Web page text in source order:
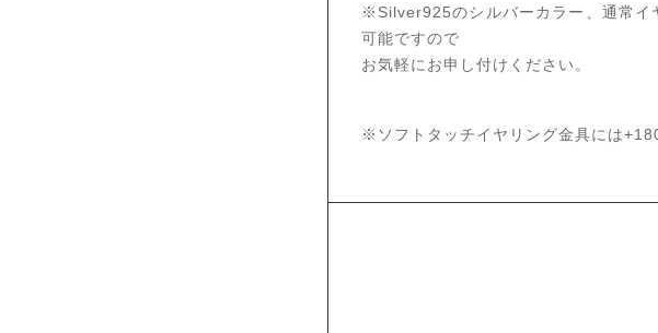
※Silver925のシルバーカラー、通常イ
可能ですので
お気軽にお申し付けください。
※ソフトタッチイヤリング金具には